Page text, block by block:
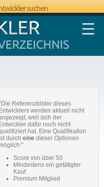
suchen
Referenzbilder dieses
Entwicklers werden aktuell nicht
weil sich der
Entwickler dafür noch nicht
hat. Eine Qualifikation
durch eine dieser Optionen
Score von über 50
Mindestens ein getätigter
Kauf
Premium Mitglied